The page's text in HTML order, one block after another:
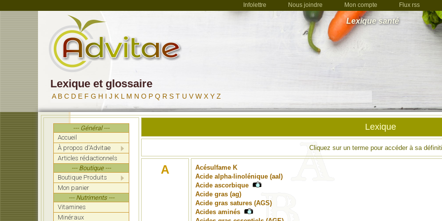
Infolettre Nous joindre Mon compte Flux rss
Lexique santé
Lexique et glossaire
A B C D E F G H I J K L M N O P Q R S T U V W X Y Z
--- Général ---
Accueil
À propos d'Advitae
Articles rédactionnels
--- Boutique ---
Boutique Produits
Mon panier
--- Nutriments ---
Vitamines
Minéraux
Lexique
Cliquez sur un terme pour accéder à sa
A
Acésulfame K
Acide alpha-linolénique (aal)
Acide ascorbique
Acide gras (ag)
Acide gras satures (AGS)
Acides aminés